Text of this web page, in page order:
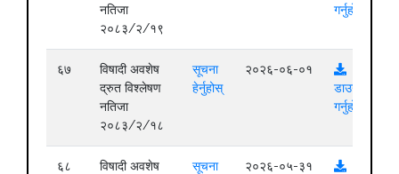
नतिजा
२०८३/२/१९
गर्नुहोस्
६७
विषादी अवशेष
द्रुत विश्लेषण
नतिजा
२०८३/२/१८
सूचना
हेर्नुहोस्
२०२६-०६-०१
डाउनलोड
गर्नुहोस्
६८
विषादी अवशेष
सूचना
२०२६-०५-३१